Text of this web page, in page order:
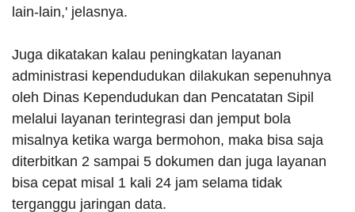
lain-lain,' jelasnya.
Juga dikatakan kalau peningkatan layanan
administrasi kependudukan dilakukan sepenuhnya
oleh Dinas Kependudukan dan Pencatatan Sipil
melalui layanan terintegrasi dan jemput bola
misalnya ketika warga bermohon, maka bisa saja
diterbitkan 2 sampai 5 dokumen dan juga layanan
bisa cepat misal 1 kali 24 jam selama tidak
terganggu jaringan data.